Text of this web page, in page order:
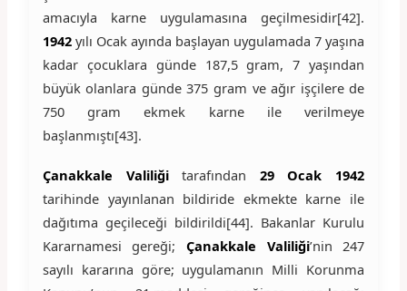
amacıyla karne uygulamasına geçilmesidir[42].
1942yılı Ocak ayında başlayan uygulamada 7 yaşına
kadar çocuklara günde 187,5 gram, 7 yaşından
büyük olanlara günde 375 gram ve ağır işçilere de
750 gram ekmek karne ile verilmeye
başlanmıştı[43].
Çanakkale Valiliğitarafından 29 Ocak 1942
tarihinde yayınlanan bildiride ekmekte karne ile
dağıtıma geçileceği bildirildi[44]. Bakanlar Kurulu
Kararnamesi gereği; Çanakkale Valiliği’nin 247
sayılı kararına göre; uygulamanın Milli Korunma